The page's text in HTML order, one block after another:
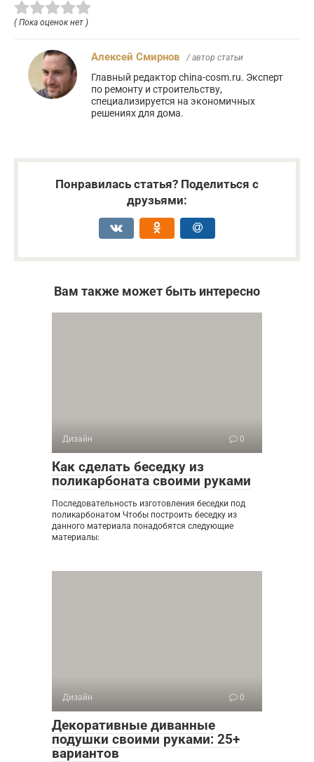
( Пока оценок нет )
Алексей Смирнов / автор статьи
Главный редактор china-cosm.ru. Эксперт
по ремонту и строительству,
специализируется на экономичных
решениях для дома.
Понравилась статья? Поделиться с
друзьями:
Вам также может быть интересно
Дизайн 0
Как сделать беседку из
поликарбоната своими руками
Последовательность изготовления беседки под
поликарбонатом Чтобы построить беседку из
данного материала понадобятся следующие
материалы:
Дизайн 0
Декоративные диванные
подушки своими руками: 25+
вариантов